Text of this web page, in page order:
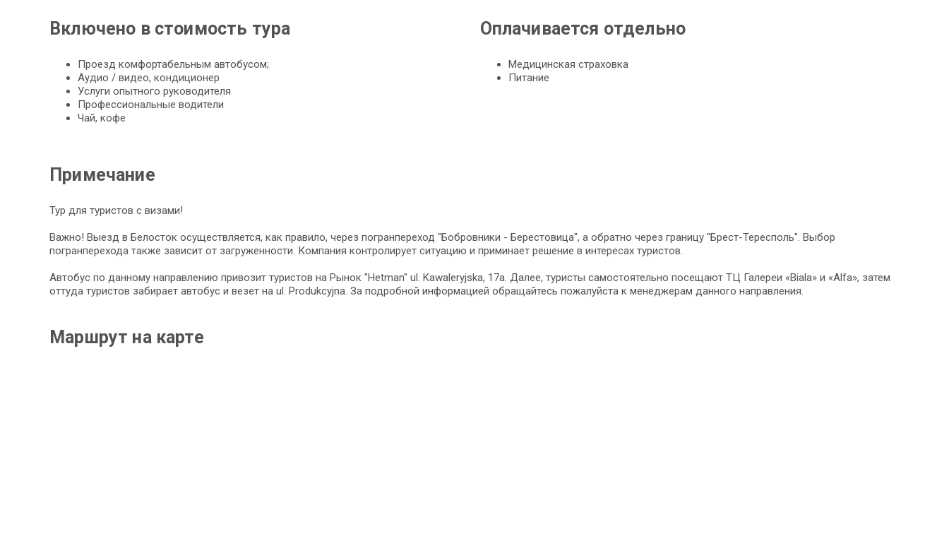
Включено в стоимость тура
Проезд комфортабельным автобусом;
Аудио / видео, кондиционер
Услуги опытного руководителя
Профессиональные водители
Чай, кофе
Оплачивается отдельно
Медицинская страховка
Питание
Примечание
Тур для туристов с визами!
Важно! Выезд в Белосток осуществляется, как правило, через погранпереход "Бобровники - Берестовица", а обратно через границу "Брест-Тересполь". Выбор
погранперехода также зависит от загруженности. Компания контролирует ситуацию и приминает решение в интересах туристов.
Автобус по данному направлению привозит туристов на Рынок "Hetman" ul. Kawaleryjska, 17a. Далее, туристы самостоятельно посещают ТЦ Галереи «Biala» и «Alfa», затем
оттуда туристов забирает автобус и везет на ul. Produkcyjna. За подробной информацией обращайтесь пожалуйста к менеджерам данного направления.
Маршрут на карте